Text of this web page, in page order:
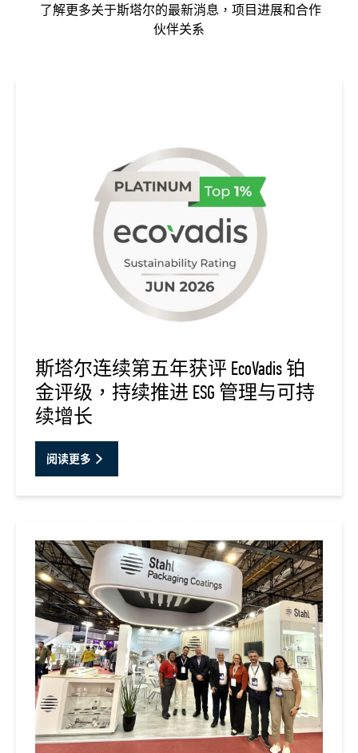
了解更多关于斯塔尔的最新消息，项目进展和合作
伙伴关系
斯塔尔连续第五年获评 EcoVadis 铂
金评级，持续推进 ESG 管理与可持
续增长
阅读更多